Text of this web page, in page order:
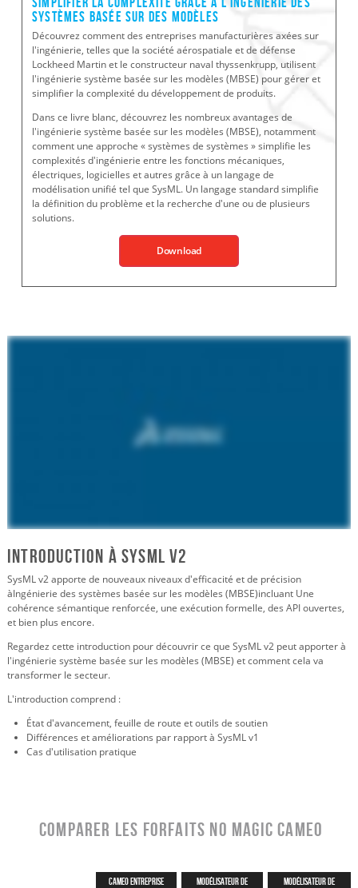
systèmes basée sur des modèles
Découvrez comment des entreprises manufacturières axées sur
l'ingénierie, telles que la société aérospatiale et de défense
Lockheed Martin et le constructeur naval thyssenkrupp, utilisent
l'ingénierie système basée sur les modèles (MBSE) pour gérer et
simplifier la complexité du développement de produits.
Dans ce livre blanc, découvrez les nombreux avantages de
l'ingénierie système basée sur les modèles (MBSE), notamment
comment une approche « systèmes de systèmes » simplifie les
complexités d'ingénierie entre les fonctions mécaniques,
électriques, logicielles et autres grâce à un langage de
modélisation unifié tel que SysML. Un langage standard simplifie
la définition du problème et la recherche d'une ou de plusieurs
solutions.
Download
Introduction à SYSML V2
SysML v2 apporte de nouveaux niveaux d'efficacité et de précision
àIngénierie des systèmes basée sur les modèles (MBSE)incluant Une
cohérence sémantique renforcée, une exécution formelle, des API ouvertes,
et bien plus encore.
Regardez cette introduction pour découvrir ce que SysML v2 peut apporter à
l'ingénierie système basée sur les modèles (MBSE) et comment cela va
transformer le secteur.
L'introduction comprend :
État d'avancement, feuille de route et outils de soutien
Différences et améliorations par rapport à SysML v1
Cas d'utilisation pratique
Comparer les forfaits No Magic Cameo
Cameo Entreprise
Modélisateur de
Modélisateur de